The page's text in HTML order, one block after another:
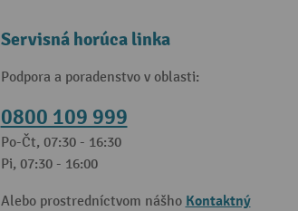
Servisná horúca linka
Podpora a poradenstvo v oblasti:
0800 109 999
Po-Čt, 07:30 - 16:30
Pi, 07:30 - 16:00
Alebo prostredníctvom nášho Kontaktný